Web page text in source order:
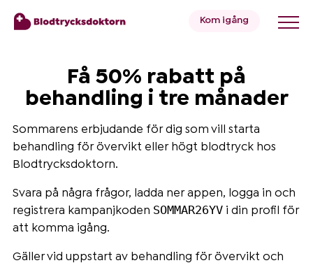
Blodtryck
Övervikt
Hälsa
&
Kom igång
Få 50% rabatt på
behandling i tre månader
Sommarens erbjudande för dig som vill starta
behandling för övervikt eller högt blodtryck hos
Blodtrycksdoktorn.
Svara på några frågor, ladda ner appen, logga in och
registrera kampanjkoden SOMMAR26YV i din profil för
att komma igång.
Gäller vid uppstart av behandling för övervikt och